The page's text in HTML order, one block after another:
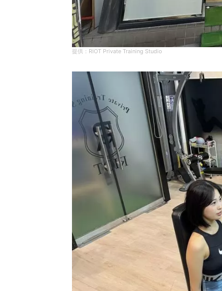
RIOT Private Training Studio